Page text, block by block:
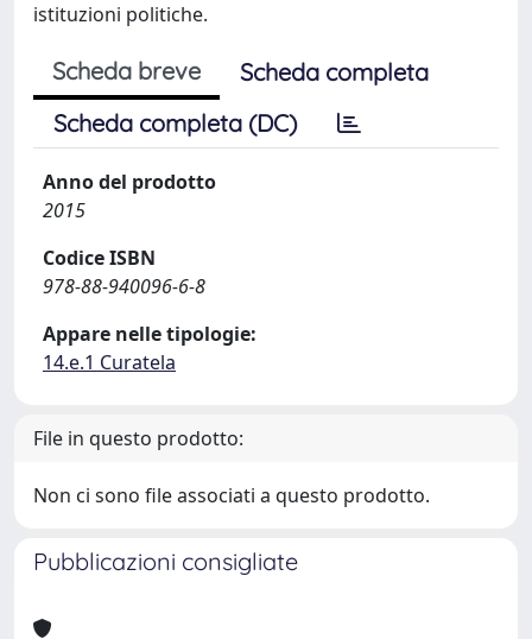
istituzioni politiche.
Scheda breve
Scheda completa
Scheda completa (DC)
Anno del prodotto
2015
Codice ISBN
978-88-940096-6-8
Appare nelle tipologie:
14.e.1 Curatela
File in questo prodotto:
Non ci sono file associati a questo prodotto.
Pubblicazioni consigliate